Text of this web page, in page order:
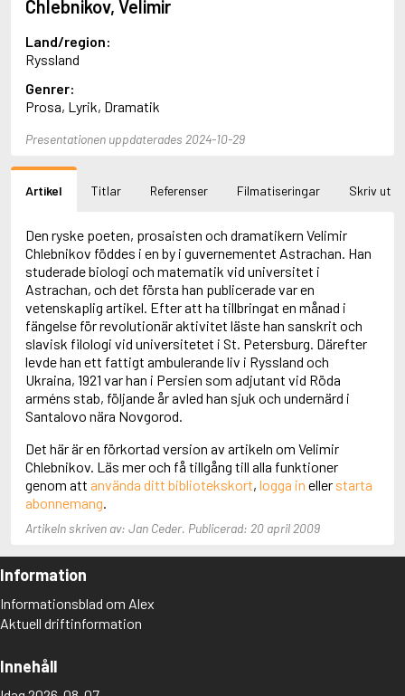
Adams, Douglas
Adams, Jane
Adams, Richard
Adbåge, Emma
Adbåge, Lisen
Adelborg, Ottilia
Adichie, Chimamanda Ngozi
Adler-Olsen, Jussi
Adlerbeth, Gudmund Jöran
Adolfsson, Eva
Adolfsson, Evert
Adolfsson, Gunnar
Adolfsson, Josefine
Adolfsson, Maria
Adolphsen, Peter
Chlebnikov, Velimir
Land/region:
Ryssland
Genrer:
Prosa, Lyrik, Dramatik
Presentationen uppdaterades 2024-10-29
Artikel Titlar Referenser Filmatiseringar Skriv ut
Den ryske poeten, prosaisten och dramatikern Velimir
Chlebnikov föddes i en by i guvernementet Astrachan. Han
studerade biologi och matematik vid universitet i
Astrachan, och det första han publicerade var en
vetenskaplig artikel. Efter att ha tillbringat en månad i
fängelse för revolutionär aktivitet läste han sanskrit och
slavisk filologi vid universitetet i St. Petersburg. Därefter
levde han ett fattigt ambulerande liv i Ryssland och
Ukraina, 1921 var han i Persien som adjutant vid Röda
arméns stab, följande år avled han sjuk och undernärd i
Santalovo nära Novgorod.
Det här är en förkortad version av artikeln om Velimir
Chlebnikov. Läs mer och få tillgång till alla funktioner
genom att använda ditt bibliotekskort, logga in eller starta
abonnemang
Artikeln skriven av: Jan Ceder. Publicerad: 20 april 2009
Information
Informationsblad om Alex
Aktuell driftinformation
Innehåll